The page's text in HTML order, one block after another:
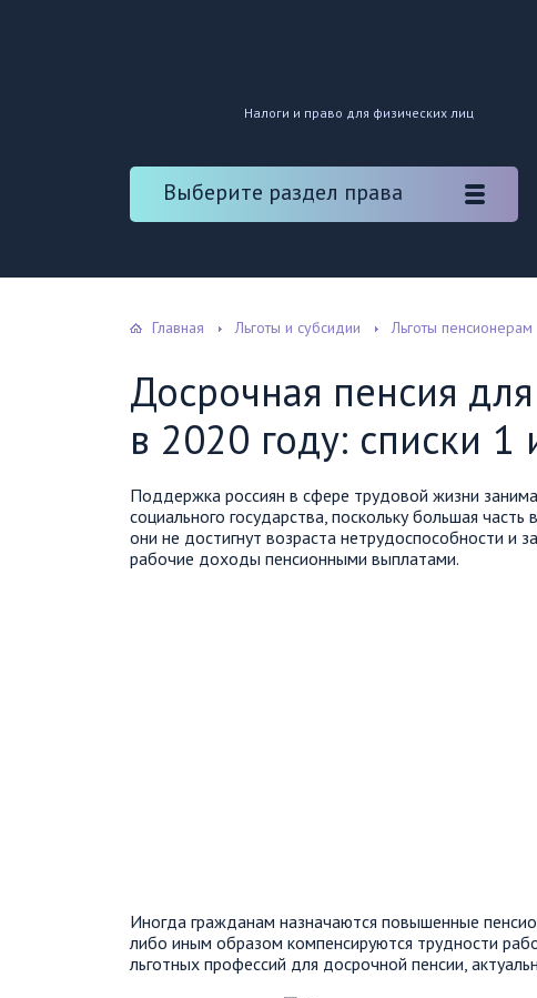
Налоги и право для физических лиц
Выберите раздел права
Главная Льготы и субсидии Льготы пенсионерам
Досрочная пенсия
в 2020 году: списки 1
Поддержка россиян в сфере трудовой жизни
социального государства, поскольку большая
они не достигнут возраста нетрудоспособности и
рабочие доходы пенсионными выплатами.
Иногда гражданам назначаются повышенные
либо иным образом компенсируются трудности
льготных профессий для досрочной пенсии,